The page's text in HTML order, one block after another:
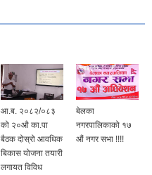
आ.ब. २०८२/०८३
को २०औ का.पा
बैठक दोस्रो आवधिक
बिकास योजना तयारी
लगायत विविध
बेलका
नगरपालिकाको १७
औं नगर सभा !!!!